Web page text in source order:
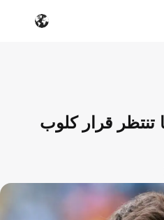
تنتظر قرار كلوب